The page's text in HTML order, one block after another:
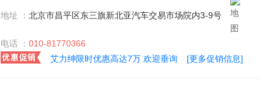
地址 ： 北京市昌平区东三旗新北亚汽车交易市场院内3-9号
电话 ： 010-81770366
艾力绅限时优惠高达7万 欢迎垂询
[更多促销信息]